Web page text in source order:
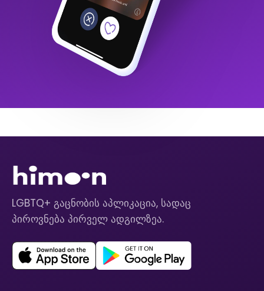
LGBTQ+ გაცნობის აპლიკაცია, სადაც
პიროვნება პირველ ადგილზეა.